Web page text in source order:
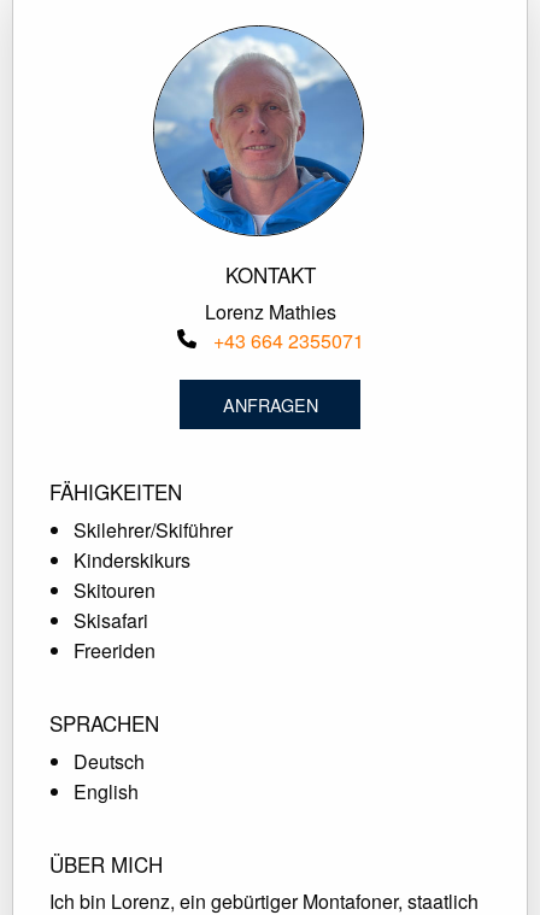
KONTAKT
Lorenz Mathies
+43 664 2355071
ANFRAGEN
FÄHIGKEITEN
Skilehrer/Skiführer
Kinderskikurs
Skitouren
Skisafari
Freeriden
SPRACHEN
Deutsch
English
ÜBER MICH
Ich bin Lorenz, ein gebürtiger Montafoner, staatlich